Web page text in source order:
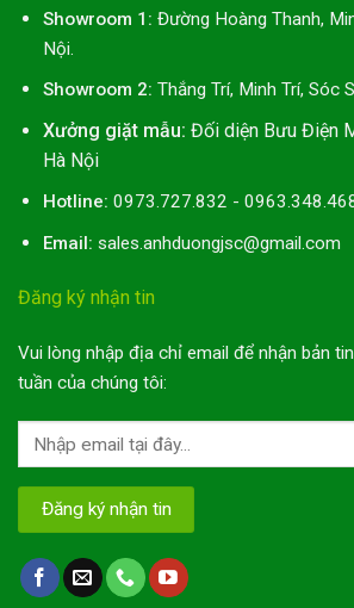
Showroom 1: Đường Hoàng Thanh,
Nội.
Showroom 2: Thắng Trí, Minh Trí, Sóc
Xưởng giặt mẫu: Đối diện Bưu Điện
Hà Nội
Hotline: 0973.727.832 -
Email: sales.anhduongjsc@gmail.com
Đăng ký nhận tin
Vui lòng nhập địa chỉ email để nhận bản
tuần của chúng tôi: